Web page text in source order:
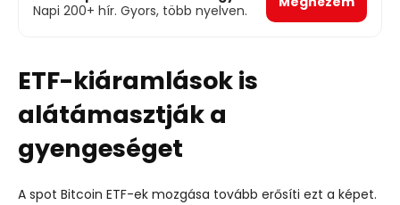
Napi 200+ hír. Gyors, több nyelven.
ETF-kiáramlások is
alátámasztják a
gyengeséget
A spot Bitcoin ETF-ek mozgása tovább erősíti ezt a képet.